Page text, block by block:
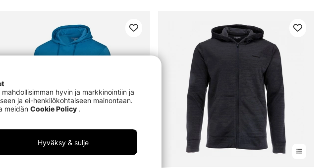
hyvin ja markkinointiin ja
ja ei-henkilökohtaiseen mainontaan.
meidän Cookie Policy .
Hyväksy & sulje